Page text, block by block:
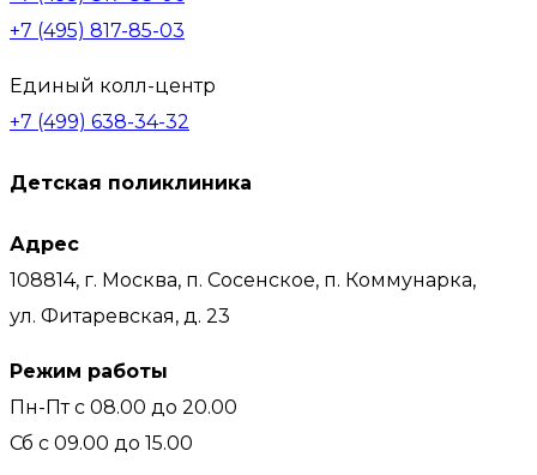
+7 (495) 817-85-03
Единый колл-центр
+7 (499) 638-34-32
Детская поликлиника
Адрес
108814, г. Москва, п. Сосенское, п. Коммунарка,
ул. Фитаревская, д. 23
Режим работы
Пн-Пт с 08.00 до 20.00
Сб с 09.00 до 15.00